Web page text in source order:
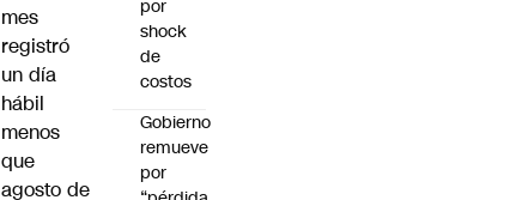
mes
registró
un día
hábil
menos
que
agosto de
por
shock
de
costos
Gobierno
remueve
por